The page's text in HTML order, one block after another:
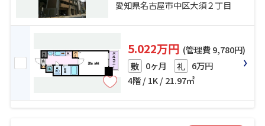
「矢場町」駅 徒歩12分
愛知県名古屋市中区大須２丁目
5.022万円 (管理費 9,780円)
敷 0ヶ月 礼 6万円
4階 / 1K / 21.97㎡